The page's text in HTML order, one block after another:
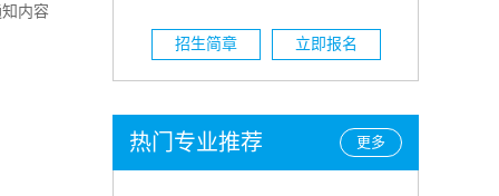
内容
招生简章 立即报名
更多
热门专业推荐